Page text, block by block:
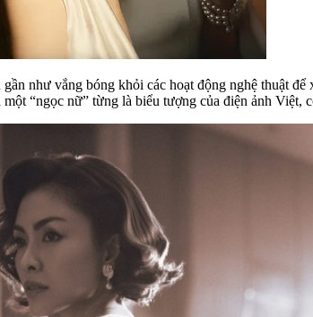
như vắng bóng khỏi các hoạt động nghệ thuật
“ngọc nữ” từng là biểu tượng của điện ảnh